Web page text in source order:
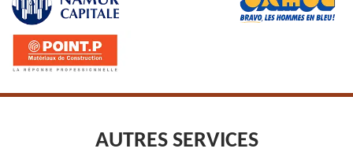
AUTRES SERVICES